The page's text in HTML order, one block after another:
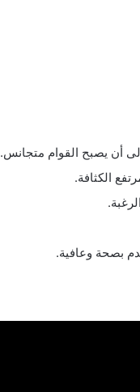
أن يصبح القوام متجانس.
الكثافة.
بصحة وعافية.